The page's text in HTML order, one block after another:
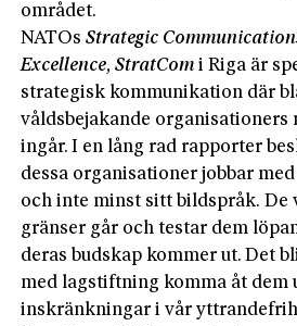
området.
NATOsStrategic
Excellence, StratCom i Riga är
strategisk kommunikation där
våldsbejakande organisationers
ingår. I en lång rad rapporter
dessa organisationer jobbar
och inte minst sitt bildspråk. De
gränser går och testar dem
deras budskap kommer ut. Det
med lagstiftning komma åt dem
inskränkningar i vår